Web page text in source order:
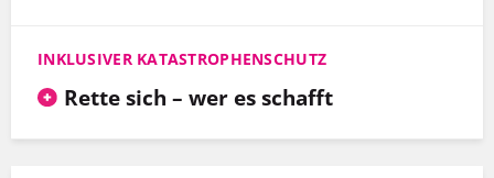
INKLUSIVER KATASTROPHENSCHUTZ
Rette sich – wer es schafft